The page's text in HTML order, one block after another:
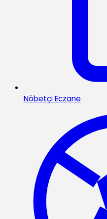
Nöbetçi Eczane